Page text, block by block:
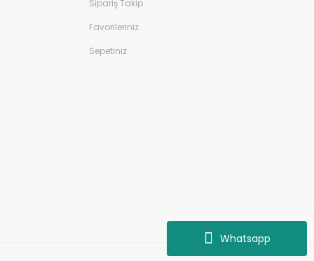
Whatsapp
Sipariş Takip
Favorileriniz
Sepetiniz